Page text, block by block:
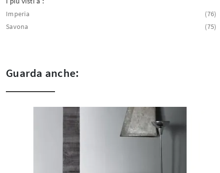
Imperia
76
Savona
75
Guarda anche: